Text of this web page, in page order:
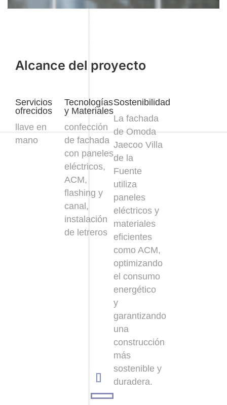
Alcance del proyecto
Servicios
ofrecidos
llave en
mano
Tecnologías
y Materiales
confección
de fachada
con paneles
eléctricos,
ACM,
flashing y
canal,
instalación
de letreros
Sostenibilidad
La fachada
de Omoda
Jaecoo Villa
de la
Fuente
utiliza
paneles
eléctricos y
materiales
eficientes
como ACM,
optimizando
el consumo
energético
y
garantizando
una
construcción
más
sostenible y
duradera.